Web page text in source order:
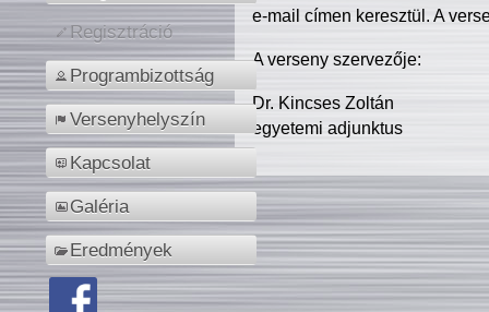
Regisztráció
Programbizottság
Versenyhelyszín
Kapcsolat
Galéria
Eredmények
e-mail címen keresztül. A
A verseny szervezője:
Dr. Kincses Zoltán
egyetemi adjunktus